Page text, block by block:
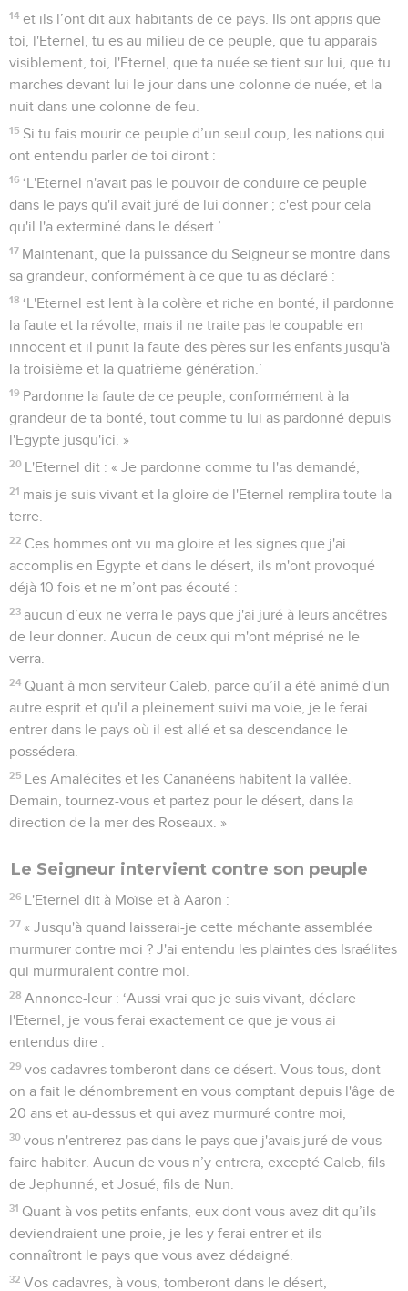
14 et ils l’ont dit aux habitants de ce pays. Ils ont appris que
toi, l'Eternel, tu es au milieu de ce peuple, que tu apparais
visiblement, toi, l'Eternel, que ta nuée se tient sur lui, que tu
marches devant lui le jour dans une colonne de nuée, et la
nuit dans une colonne de feu.
15 Si tu fais mourir ce peuple d’un seul coup, les nations qui
ont entendu parler de toi diront :
16 ‘L'Eternel n'avait pas le pouvoir de conduire ce peuple
dans le pays qu'il avait juré de lui donner ; c'est pour cela
qu'il l'a exterminé dans le désert.’
17 Maintenant, que la puissance du Seigneur se montre dans
sa grandeur, conformément à ce que tu as déclaré :
18 ‘L'Eternel est lent à la colère et riche en bonté, il pardonne
la faute et la révolte, mais il ne traite pas le coupable en
innocent et il punit la faute des pères sur les enfants jusqu'à
la troisième et la quatrième génération.’
19 Pardonne la faute de ce peuple, conformément à la
grandeur de ta bonté, tout comme tu lui as pardonné depuis
l'Egypte jusqu'ici. »
20 L'Eternel dit : « Je pardonne comme tu l'as demandé,
21 mais je suis vivant et la gloire de l'Eternel remplira toute la
terre.
22 Ces hommes ont vu ma gloire et les signes que j'ai
accomplis en Egypte et dans le désert, ils m'ont provoqué
déjà 10 fois et ne m’ont pas écouté :
23 aucun d’eux ne verra le pays que j'ai juré à leurs ancêtres
de leur donner. Aucun de ceux qui m'ont méprisé ne le
verra.
24 Quant à mon serviteur Caleb, parce qu’il a été animé d'un
autre esprit et qu'il a pleinement suivi ma voie, je le ferai
entrer dans le pays où il est allé et sa descendance le
possédera.
25 Les Amalécites et les Cananéens habitent la vallée.
Demain, tournez-vous et partez pour le désert, dans la
direction de la mer des Roseaux. »
Le Seigneur intervient contre son peuple
26 L'Eternel dit à Moïse et à Aaron :
27 « Jusqu'à quand laisserai-je cette méchante assemblée
murmurer contre moi ? J'ai entendu les plaintes des Israélites
qui murmuraient contre moi.
28 Annonce-leur : ‘Aussi vrai que je suis vivant, déclare
l'Eternel, je vous ferai exactement ce que je vous ai
entendus dire :
29 vos cadavres tomberont dans ce désert. Vous tous, dont
on a fait le dénombrement en vous comptant depuis l'âge de
20 ans et au-dessus et qui avez murmuré contre moi,
30 vous n'entrerez pas dans le pays que j'avais juré de vous
faire habiter. Aucun de vous n’y entrera, excepté Caleb, fils
de Jephunné, et Josué, fils de Nun.
31 Quant à vos petits enfants, eux dont vous avez dit qu’ils
deviendraient une proie, je les y ferai entrer et ils
connaîtront le pays que vous avez dédaigné.
32 Vos cadavres, à vous, tomberont dans le désert,